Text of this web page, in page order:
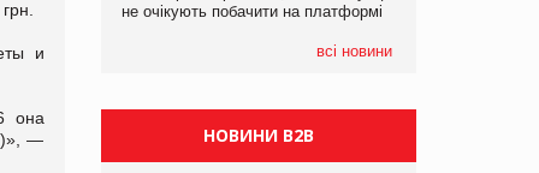
и
она
—
не очікують побачити на платформі
всі новини
не очікують побачити на платформі
НОВИНИ B2B